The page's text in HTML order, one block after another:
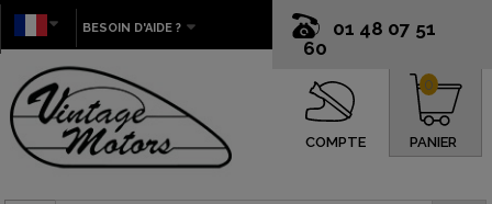
01 48 07 51
60
BESOIN D'AIDE ?
COMPTE PANIER
0